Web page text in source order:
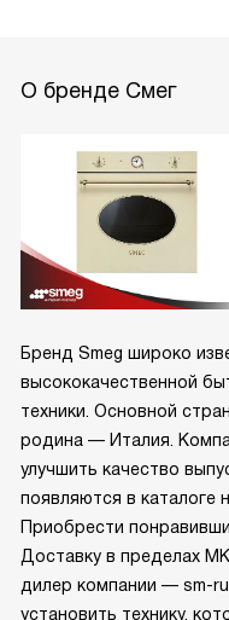
О бренде Смег
Бренд Smeg широко
высококачественной
техники. Основной
родина — Италия.
улучшить качество
появляются в каталоге
Приобрести
Доставку в пределах
дилер компании — sm-
установить технику,